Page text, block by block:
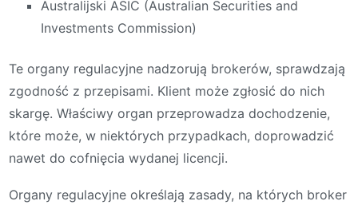
Australijski ASIC (Australian Securities and
Investments Commission)
Te organy regulacyjne nadzorują brokerów, sprawdzają
zgodność z przepisami. Klient może zgłosić do nich
skargę. Właściwy organ przeprowadza dochodzenie,
które może, w niektórych przypadkach, doprowadzić
nawet do cofnięcia wydanej licencji.
Organy regulacyjne określają zasady, na których broker